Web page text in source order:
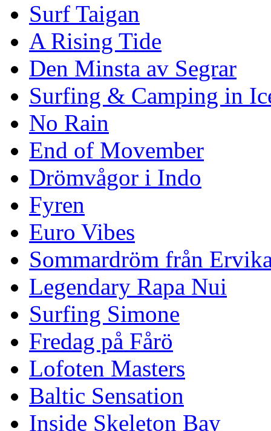
Surf Taigan
A Rising Tide
Den Minsta av Segrar
Surfing & Camping in
No Rain
End of Movember
Drömvågor i Indo
Fyren
Euro Vibes
Sommardröm från
Legendary Rapa Nui
Surfing Simone
Fredag på Fårö
Lofoten Masters
Baltic Sensation
Inside Skeleton Bay